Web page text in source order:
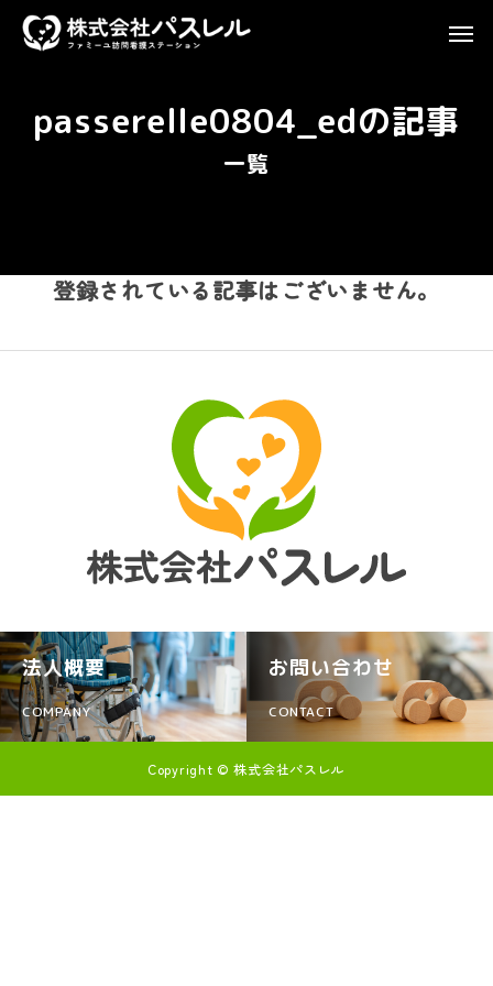
passerelle0804_edの記事
一覧
登録されている記事はございません。
法人概要
COMPANY
お問い合わせ
CONTACT
Copyright © 株式会社パスレル